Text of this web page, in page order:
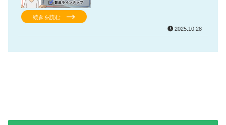
続きを読む
2025.10.28